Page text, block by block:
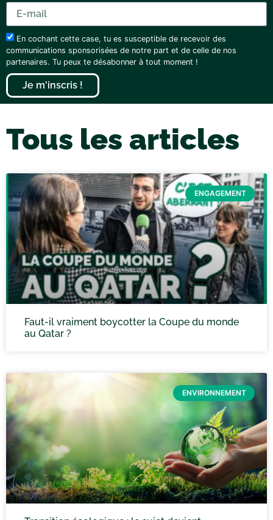
En cochant cette case, tu es susceptible de recevoir des
communications sponsorisées de notre part et de celle de nos
partenaires. Tu peux te désabonner à tout moment !
Je m'inscris !
Tous les articles
ENGAGEMENT
Faut-il vraiment boycotter la Coupe du monde
au Qatar ?
ENVIRONNEMENT